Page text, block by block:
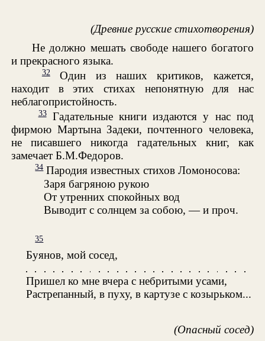
(Древние русские стихотворения)
Не должно мешать свободе нашего богатого
и прекрасного языка.
32Один из наших критиков, кажется,
находит в этих стихах непонятную для нас
неблагопристойность.
33Гадательные книги издаются у нас под
фирмою Мартына Задеки, почтенного человека,
не писавшего никогда гадательных книг, как
замечает Б.М.Федоров.
34Пародия известных стихов Ломоносова:
Заря багряною рукою
От утренних спокойных вод
Выводит с солнцем за собою, — и проч.
35
Буянов, мой сосед,
Пришел ко мне вчера с небритыми усами,
Растрепанный, в пуху, в картузе с козырьком...
(Опасный сосед)